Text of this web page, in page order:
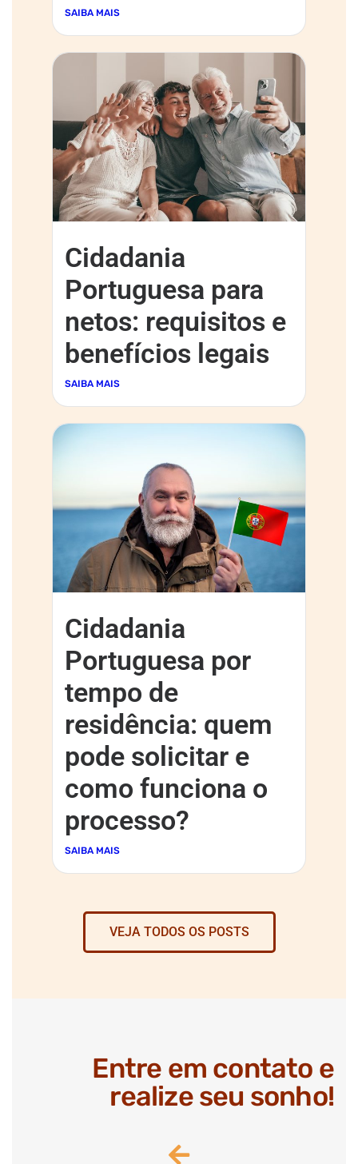
SAIBA MAIS
Cidadania
Portuguesa para
netos: requisitos e
benefícios legais
SAIBA MAIS
Cidadania
Portuguesa por
tempo de
residência: quem
pode solicitar e
como funciona o
processo?
SAIBA MAIS
VEJA TODOS OS POSTS
Entre em contato e
realize seu sonho!